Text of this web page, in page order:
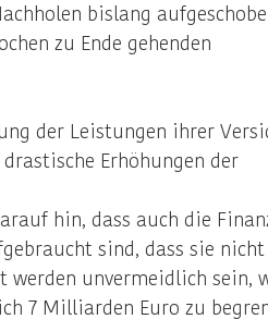
bislang
zu Ende gehenden
der Leistungen ihrer
Erhöhungen der
hin, dass auch die
sind, dass sie
werden unvermeidlich sein,
7 Milliarden Euro zu